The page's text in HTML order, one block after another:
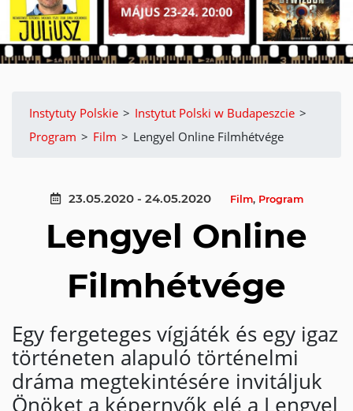
Instytuty Polskie > Instytut Polski w Budapeszcie >
Program > Film > Lengyel Online Filmhétvége
23.05.2020 - 24.05.2020 Film, Program
Lengyel Online
Filmhétvége
Egy fergeteges vígjáték és egy igaz
történeten alapuló történelmi
dráma megtekintésére invitáljuk
Önöket a képernyők elé a Lengyel